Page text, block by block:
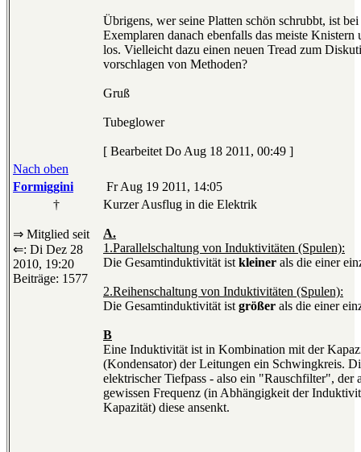
Übrigens, wer seine Platten schön schrubbt, ist
Exemplaren danach ebenfalls das meiste Knistern
los. Vielleicht dazu einen neuen Tread zum
vorschlagen von Methoden?
Gruß
Tubeglower
[ Bearbeitet Do Aug 18 2011, 00:49 ]
Nach oben
Formiggini
Fr Aug 19 2011, 14:05
†
⇒ Mitglied seit
⇐: Di Dez 28
2010, 19:20
Beiträge: 1577
Kurzer Ausflug in die Elektrik
A.
1.Parallelschaltung von Induktivitäten (Spulen):
Die Gesamtinduktivität ist kleiner als die einer
2.Reihenschaltung von Induktivitäten (Spulen):
Die Gesamtinduktivität ist größer als die einer
B
Eine Induktivität ist in Kombination mit der
(Kondensator) der Leitungen ein Schwingkreis.
elektrischer Tiefpass - also ein "Rauschfilter", der
gewissen Frequenz (in Abhängigkeit der
Kapazität) diese ansenkt.